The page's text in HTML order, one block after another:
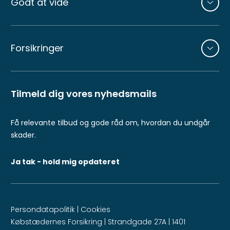
Forsikringer
Tilmeld dig vores nyhedsmails
Få relevante tilbud og gode råd om, hvordan du undgår
skader.
Ja tak - hold mig opdateret
Persondatapolitik Cookies
Købstædernes Forsikring | Strandgade 27A | 1401